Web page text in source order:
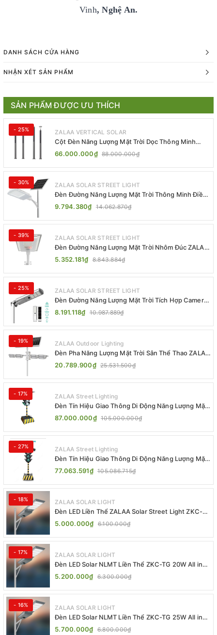
Vinh, Nghệ An.
DANH SÁCH CỬA HÀNG
NHẬN XÉT SẢN PHẨM
SẢN PHẨM ĐƯỢC ƯU THÍCH
- 25% ZALAA VERTICAL SOLAR
Cột Đèn Năng Lượng Mặt Trời Dọc Thông Minh
ZSR-YYDS-360 | ZALAA Jsc
66.000.000₫ 88.000.000₫
- 30% ZALAA SOLAR STREET LIGHT
Đèn Đường Năng Lượng Mặt Trời Thông Minh Điều
Khiển MPPT ZL-GMX01 ZALAA
9.794.380₫ 14.062.870₫
- 39% ZALAA SOLAR STREET LIGHT
Đèn Đường Năng Lượng Mặt Trời Nhôm Đúc ZALAA
ZL-BWH Cao Cấp IP65
5.352.181₫ 8.843.884₫
- 25% ZALAA SOLAR STREET LIGHT
Đèn Đường Năng Lượng Mặt Trời Tích Hợp Camera
ZALAA ZL-BJ04-CCTV (80W, IP65)
8.191.118₫ 10.987.889₫
- 19% ZALAA Outdoor Lighting
Đèn Pha Năng Lượng Mặt Trời Sân Thể Thao ZALAA
Jsc Chống Nước IP65 Cao Cấp
20.789.900₫ 25.531.500₫
- 17% ZALAA Street Lighting
Đèn Tín Hiệu Giao Thông Di Động Năng Lượng Mặt
Trời ZALAA ZL-300A-D
87.000.000₫ 105.000.000₫
- 27% ZALAA Street Lighting
Đèn Tín Hiệu Giao Thông Di Động Năng Lượng Mặt
Trời ZALAA ZL-409300C
77.063.591₫ 105.086.715₫
- 18% ZALAA SOLAR LIGHT
Đèn LED Liền Thể ZALAA Solar Street Light ZKC-
TG 20W 25W 30W All In One
5.000.000₫ 6.100.000₫
- 17% ZALAA SOLAR LIGHT
Đèn LED Solar NLMT Liền Thể ZKC-TG 20W All in
One | ZALAA Street Light
5.200.000₫ 6.300.000₫
- 16% ZALAA SOLAR LIGHT
Đèn LED Solar NLMT Liền Thể ZKC-TG 25W All in
One | ZALAA Street Light
5.700.000₫ 6.800.000₫